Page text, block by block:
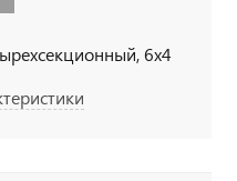
6x4